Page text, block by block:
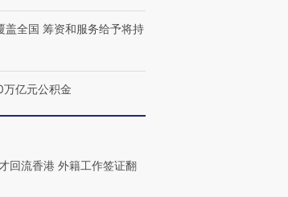
盖全国 筹资和服务给予将持
万亿元公积金
回流香港 外籍工作签证翻